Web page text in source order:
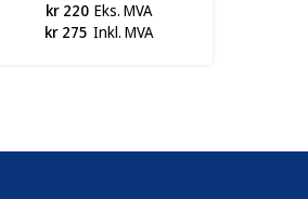
kr 220 Eks. MVA
kr 275 Inkl. MVA